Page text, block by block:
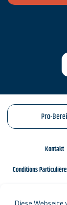
Pro-
Kontakt
Conditions